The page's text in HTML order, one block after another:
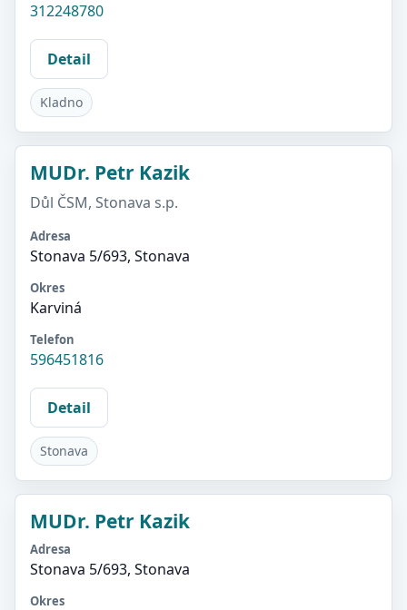
312248780
Detail
Kladno
MUDr. Petr Kazik
Důl ČSM, Stonava s.p.
Adresa
Stonava 5/693, Stonava
Okres
Karviná
Telefon
596451816
Detail
Stonava
MUDr. Petr Kazik
Adresa
Stonava 5/693, Stonava
Okres